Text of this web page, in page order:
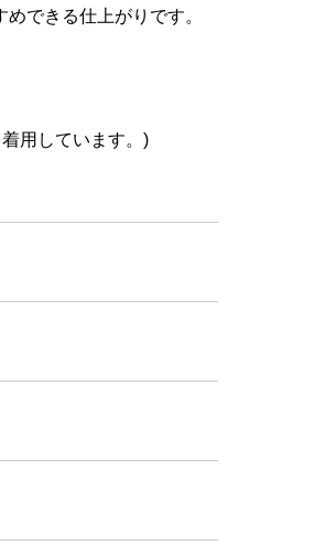
できる仕上がりです。
用しています。)